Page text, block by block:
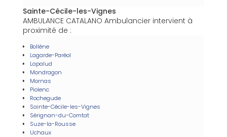
Sainte-Cécile-les-Vignes
AMBULANCE CATALANO Ambulancier intervient à
proximité de :
Bollène
Lagarde-Paréol
Lapalud
Mondragon
Mornas
Piolenc
Rochegude
Sainte-Cécile-les-Vignes
Sérignan-du-Comtat
Suze-la-Rousse
Uchaux